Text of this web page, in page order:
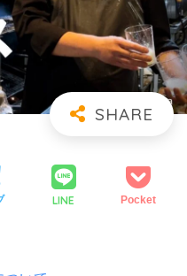
LINE Pocket